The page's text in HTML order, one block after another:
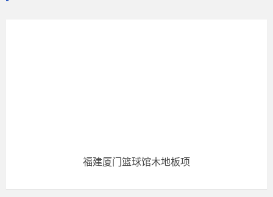
福建厦门篮球馆木地板项